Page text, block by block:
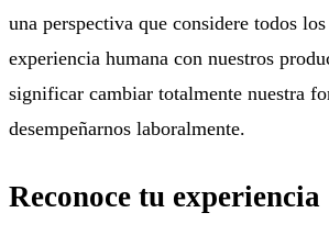
una perspectiva que considere todos
experiencia humana con nuestros
significar cambiar totalmente nuestra
desempeñarnos laboralmente.
Reconoce tu experiencia